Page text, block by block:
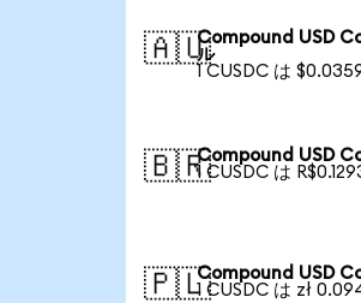
🇦🇺Compound USD
ル
1 CUSDC は
🇧🇷Compound USD
1 CUSDC は
🇵🇱Compound USD
1 CUSDC は zł